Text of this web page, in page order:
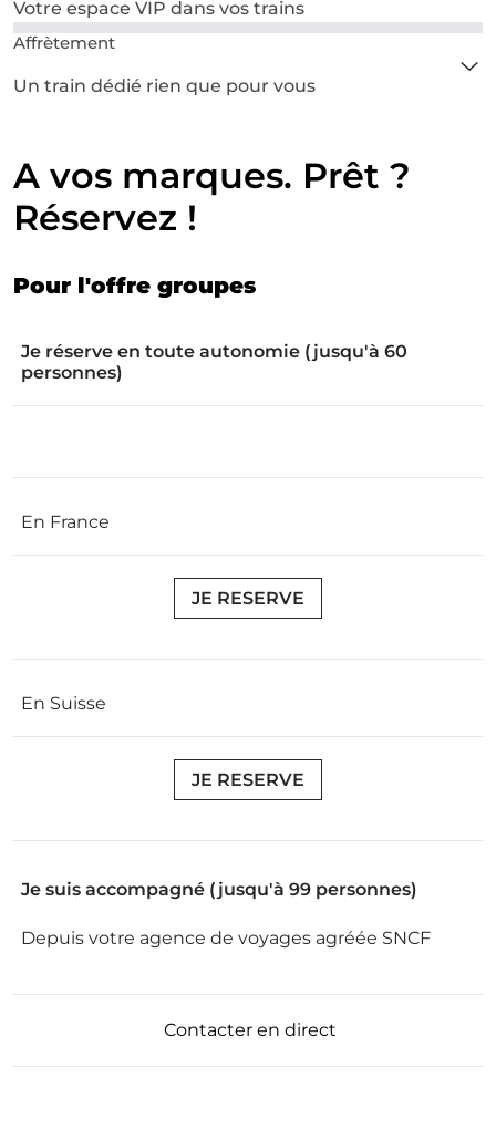
Votre espace VIP dans vos trains
Affrètement
Un train dédié rien que pour vous
A vos marques. Prêt ?
Réservez !
Pour l'offre groupes
Je réserve en toute autonomie (jusqu'à 60
personnes)
En France
JE RESERVE
En Suisse
JE RESERVE
Je suis accompagné (jusqu'à 99 personnes)
Depuis votre agence de voyages agréée SNCF
Contacter en direct